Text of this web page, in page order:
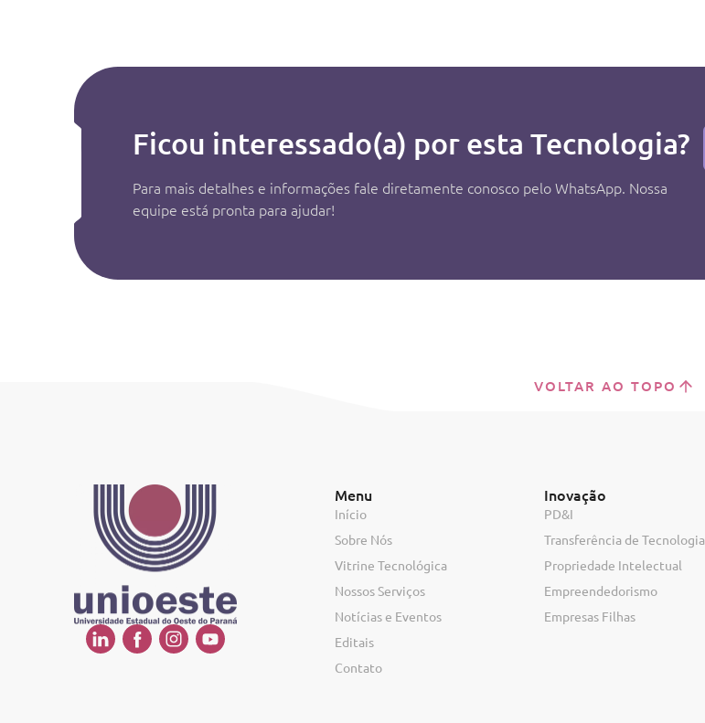
Ficou interessado(a) por esta Tecnologia?
Para mais detalhes e informações fale diretamente conosco pelo WhatsApp. Nossa
equipe está pronta para ajudar!
VOLTAR AO TOPO
Menu
Início
Sobre Nós
Vitrine Tecnológica
Nossos Serviços
Notícias e Eventos
Editais
Contato
Inovação
PD&I
Transferência de Tecnologia
Propriedade Intelectual
Empreendedorismo
Empresas Filhas